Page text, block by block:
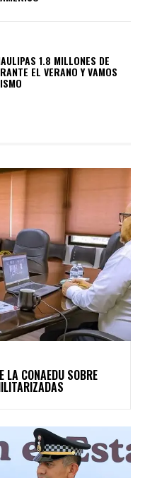
1.8 MILLONES DE
EL VERANO Y VAMOS
LA CONAEDU SOBRE